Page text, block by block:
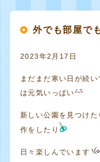
外でも部屋で
2023年2月17日
まだまだ寒い日が続
は元気いっぱい
新しい公園を見つけ
作をしたり
日々楽しんでいます